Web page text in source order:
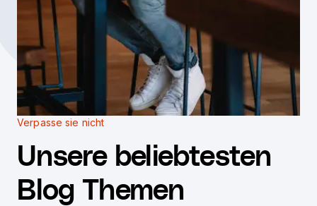
Verpasse sie nicht
Unsere beliebtesten
Blog Themen